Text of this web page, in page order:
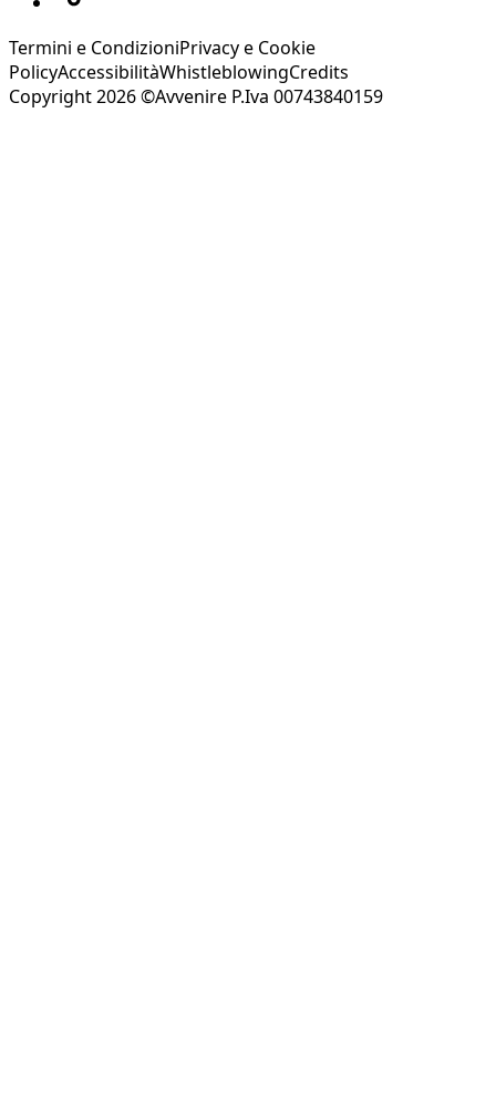
Termini e CondizioniPrivacy e Cookie
PolicyAccessibilitàWhistleblowingCredits
Copyright 2026 ©Avvenire P.Iva 00743840159